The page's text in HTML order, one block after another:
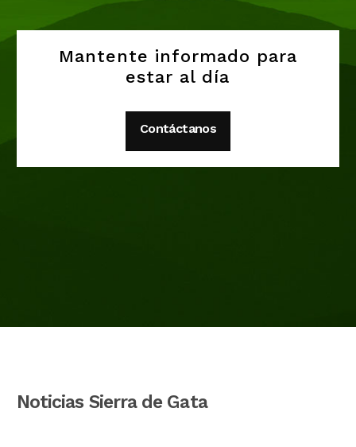
Mantente informado para
estar al día
Contáctanos
Noticias Sierra de Gata